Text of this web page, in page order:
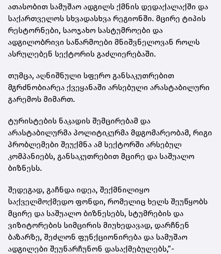
ათასობით სამუშაო ადგილს ქმნის დედაქალაქში და
საქართველოს სხვადასხვა რეგიონში. მცირე ტიპის
რესტორნები, საოჯახო სასტუმროები და
ადგილობრივი საწარმოები მნიშვნელოვან როლს
ასრულებენ სექტორის გაძლიერებაში.
თუმცა, აღნიშნული სფერო განსაკუთრებით
მგრძნობიარეა ქვეყანაში არსებული არასტაბილური
გარემოს მიმართ.
ტურისტების ნაკადის შემცირებამ და
არასტაბილურმა პოლიტიკურმა მდგომარეობამ, რიგი
პრობლემები შეუქმნა ამ სექტორში არსებულ
კომპანიებს, განსაკუთრებით მცირე და საშუალო
ბიზნესს.
შედეგად, გაჩნდა იდეა, შექმნილიყო
საქველმოქმედო ფონდი, რომელიც ხელს შეუწყობს
მცირე და საშუალო ბიზნესებს, სტუმრების და
ვიზიტორების სიმცირის მიუხედავად, დარჩნენ
ბაზარზე, შეძლონ ფუნქციონირება და სამუშაო
ადგილები შეუნარჩუნონ დასაქმებულებს,”-